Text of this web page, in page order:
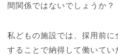
間関係ではないでしょうか？
私どもの施設では、採用前
することで納得して働いてい